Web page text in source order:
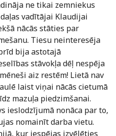
ne tikai zemniekus
vadītājai Klaudijai
nācās stāties par
Tiesu neinteresēja
bija astotajā
stāvokļa dēļ nespēja
aiz restēm! Lietā nav
laist viņai nācās cietumā
mazuļa piedzimšanai.
ieslodzījumā nonāca par to,
nomainīt darba vietu.
kur iespējas izvēlēties